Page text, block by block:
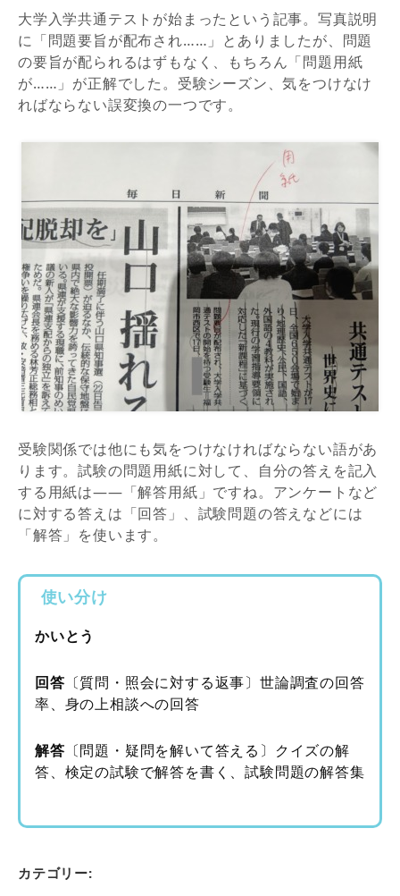
大学入学共通テストが始まったという記事。写真説明
に「問題要旨が配布され……」 とありましたが、問題
の要旨が配られるはずもなく、もちろん「問題用紙
が……」が正解でした。受験シーズン、気をつけなけ
ればならない誤変換の一つです。
受験関係では他にも気をつけなければならない語があ
ります。試験の問題用紙に対して、自分の答えを記入
する用紙は――「解答用紙」ですね。アンケートなど
に対する答えは「回答」、試験問題の答えなどには
「解答」を使います。
使い分け
かいとう
回答 〔質問・照会に対する返事〕世論調査の回答
率、身の上相談への回答
解答 〔問題・疑問を解いて答える〕クイズの解
答、検定の試験で解答を書く、試験問題の解答集
カテゴリー: